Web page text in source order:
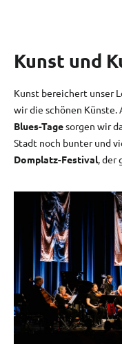
Kunst und
Kunst bereichert unser
wir die schönen Künste.
Blues-Tagesorgen wir
Stadt noch bunter und
Domplatz-Festival ,